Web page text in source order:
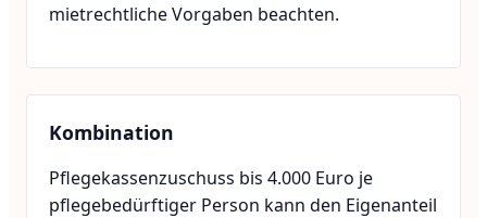
mietrechtliche Vorgaben beachten.
Kombination
Pflegekassenzuschuss bis 4.000 Euro je
pflegebedürftiger Person kann den Eigenanteil